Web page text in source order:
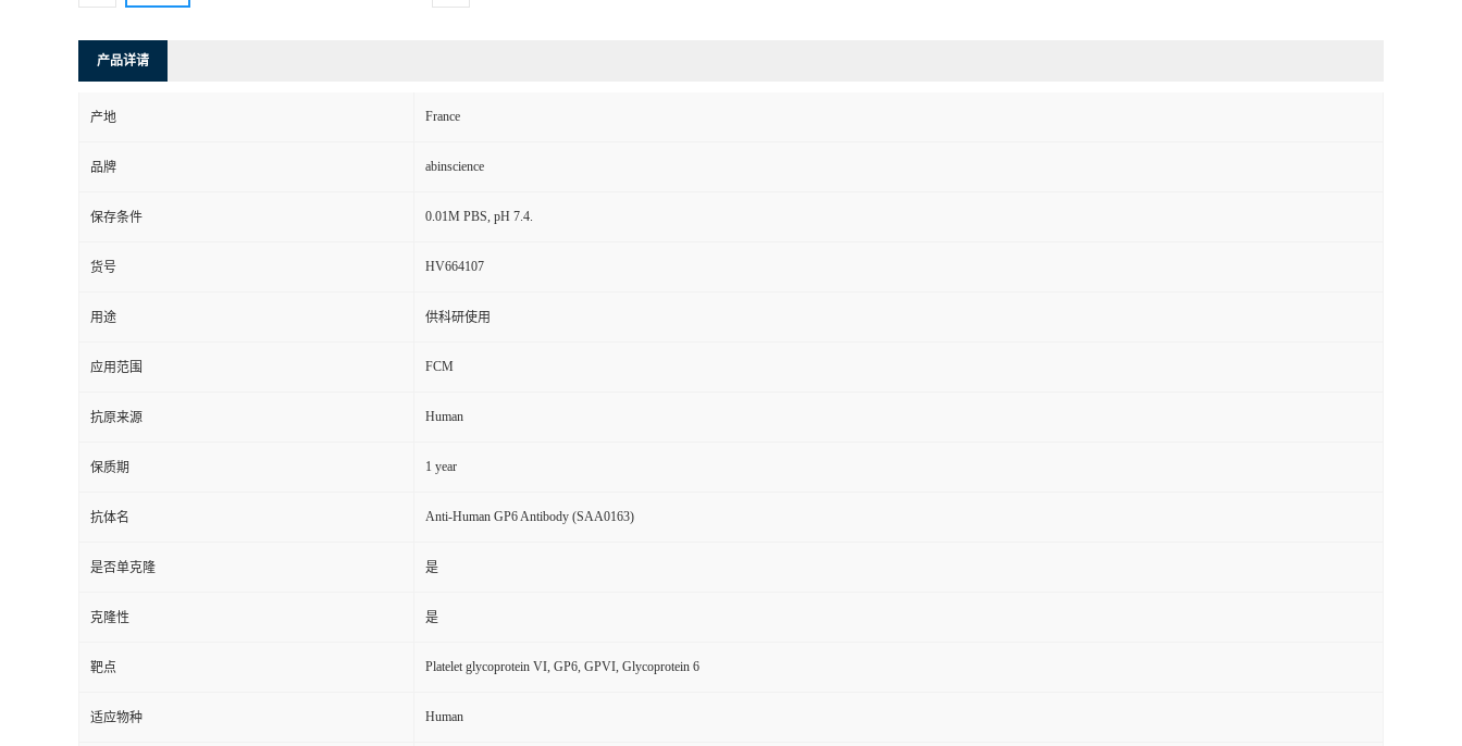
产品详请
产地 France
品牌 abinscience
保存条件 0.01M PBS, pH 7.4.
货号 HV664107
用途 供科研使用
应用范围 FCM
抗原来源 Human
保质期 1 year
抗体名 Anti-Human GP6 Antibody (SAA0163)
是否单克隆 是
克隆性 是
靶点 Platelet glycoprotein VI, GP6, GPVI, Glycoprotein 6
适应物种 Human